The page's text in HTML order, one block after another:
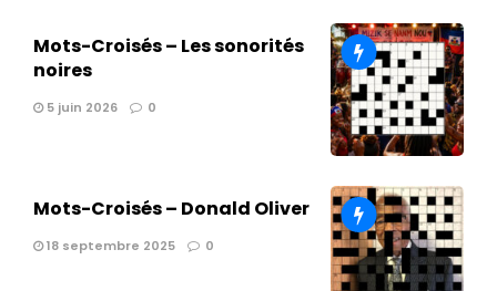
Mots-Croisés – Les sonorités
noires
5 juin 2026 0
Mots-Croisés – Donald Oliver
18 septembre 2025 0